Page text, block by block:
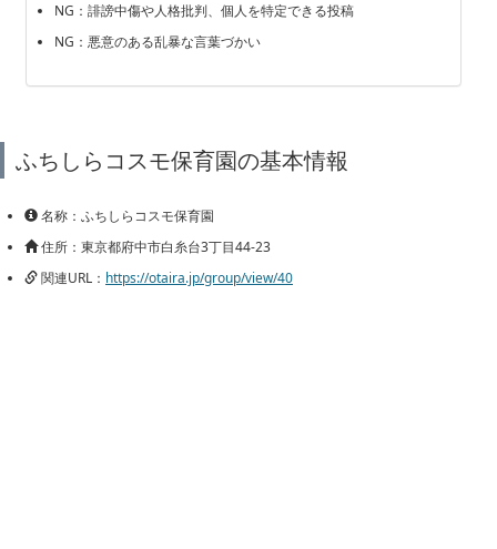
NG：誹謗中傷や人格批判、個人を特定できる投稿
NG：悪意のある乱暴な言葉づかい
ふちしらコスモ保育園の基本情報
名称：ふちしらコスモ保育園
住所：東京都府中市白糸台3丁目44-23
関連URL： https://otaira.jp/group/view/40